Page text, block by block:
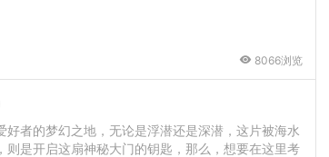
8066浏览
者的梦幻之地，无论是浮潜还是深潜，这片被海水
是开启这扇神秘大门的钥匙，那么，想要在这里考